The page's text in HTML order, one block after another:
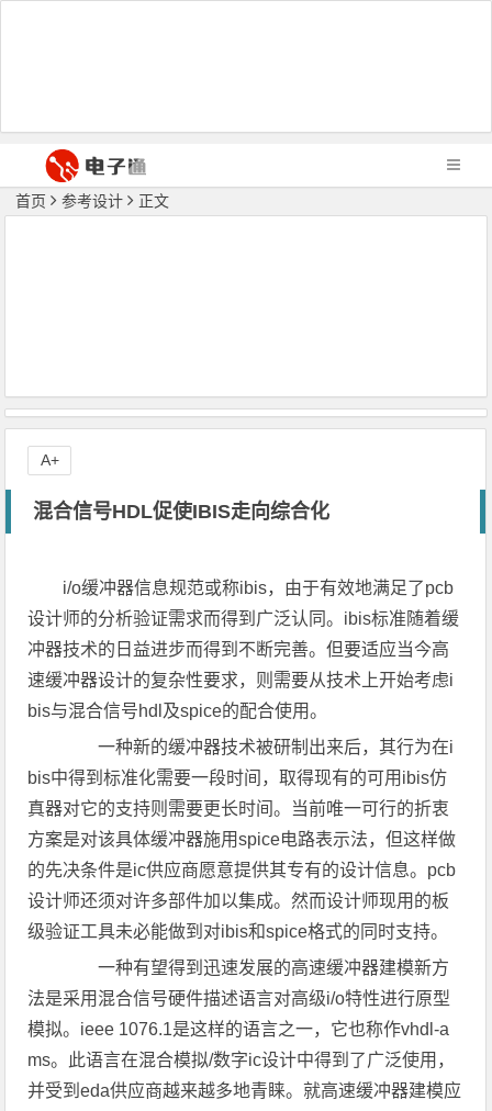
首页 参考设计 正文
混合信号HDL促使IBIS走向综合化
i/o缓冲器信息规范或称ibis，由于有效地满足了pcb
设计师的分析验证需求而得到广泛认同。ibis标准随着缓
冲器技术的日益进步而得到不断完善。但要适应当今高
速缓冲器设计的复杂性要求，则需要从技术上开始考虑i
bis与混合信号hdl及spice的配合使用。
一种新的缓冲器技术被研制出来后，其行为在i
bis中得到标准化需要一段时间，取得现有的可用ibis仿
真器对它的支持则需要更长时间。当前唯一可行的折衷
方案是对该具体缓冲器施用spice电路表示法，但这样做
的先决条件是ic供应商愿意提供其专有的设计信息。pcb
设计师还须对许多部件加以集成。然而设计师现用的板
级验证工具未必能做到对ibis和spice格式的同时支持。
一种有望得到迅速发展的高速缓冲器建模新方
法是采用混合信号硬件描述语言对高级i/o特性进行原型
模拟。ieee 1076.1是这样的语言之一，它也称作vhdl-a
ms。此语言在混合模拟/数字ic设计中得到了广泛使用，
并受到eda供应商越来越多地青睐。就高速缓冲器建模应
A+